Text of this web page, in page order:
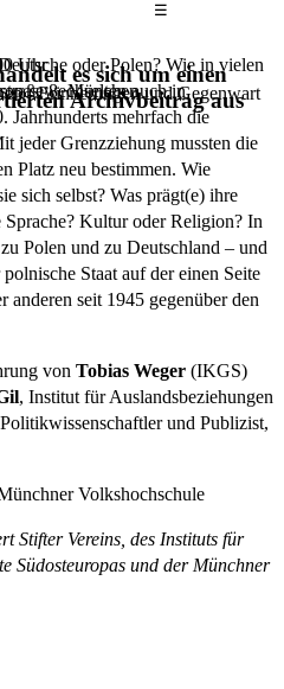
Das
☰
es sich um einen
Archivbeitrag aus
- Erinnerungen und Gegenwart
oder Polen? Wie in vielen
wechselten auch in
Jahrhunderts mehrfach die
jeder Grenzziehung mussten die
Platz neu bestimmen. Wie
sich selbst? Was prägt(e) ihre
Kultur oder Religion? In
Polen und zu Deutschland – und
Staat auf der einen Seite
seit 1945 gegenüber den
von Tobias Weger (IKGS)
, Institut für Auslandsbeziehungen
und Publizist,
Volkshochschule
Stifter Vereins, des Instituts für
Südosteuropas und der Münchner
Uhr
8, München